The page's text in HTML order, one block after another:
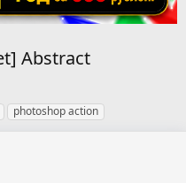
Abstract
photoshop action